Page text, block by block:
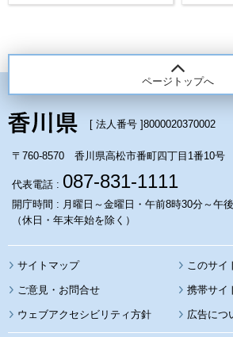
ページトップへ
[ 法人番号 ]8000020370002
〒760-8570 香川県高松市番町四丁目1番10号
代表電話 : 087-831-1111
開庁時間 : 月曜日～金曜日・午前8時30分～午
（休日・年末年始を除く）
サイトマップ このサイ
携帯サイ
ウェブアクセシビリティ方針 広告につ